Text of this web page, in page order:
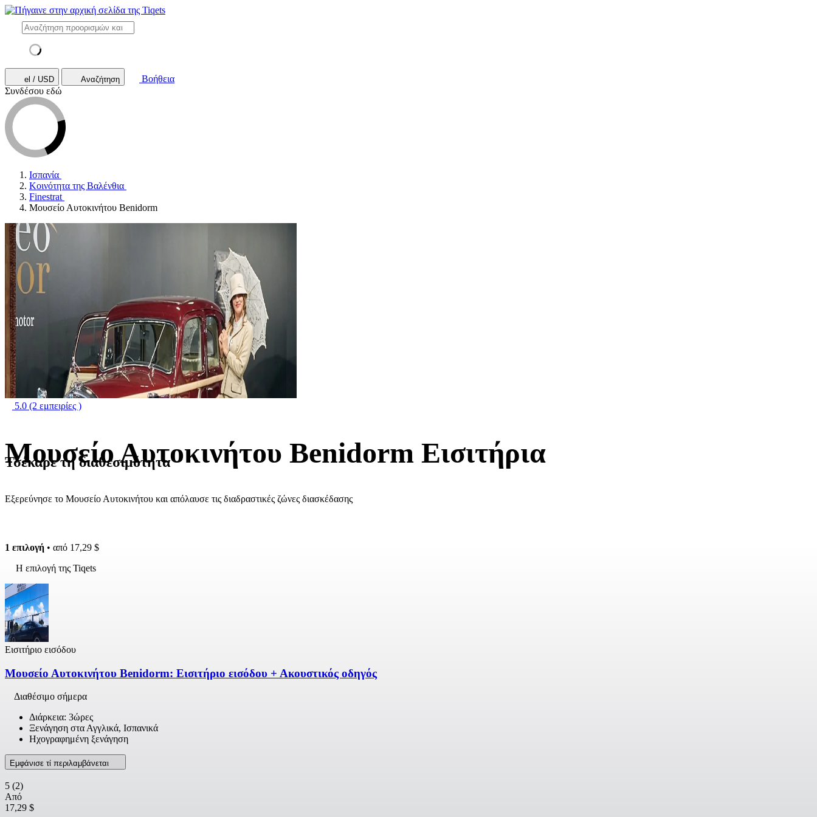
el / USD Αναζήτηση
Βοήθεια
Συνδέσου εδώ
Ισπανία
Κοινότητα της Βαλένθια
Finestrat
Μουσείο Αυτοκινήτου Benidorm
5.0 (2 εμπειρίες )
Μουσείο Αυτοκινήτου Benidorm Εισιτήρια
Εξερεύνησε το Μουσείο Αυτοκινήτου και απόλαυσε τις διαδραστικές ζώνες διασκέδασης
Τσέκαρε τη διαθεσιμότητα
1 επιλογή • από 17,29 $
Η επιλογή της Tiqets
Εισιτήριο εισόδου
Μουσείο Αυτοκινήτου Benidorm: Εισιτήριο εισόδου + Ακουστικός οδηγός
Διαθέσιμο σήμερα
Διάρκεια: 3ώρες
Ξενάγηση στα Αγγλικά, Ισπανικά
Ηχογραφημένη ξενάγηση
Εμφάνισε τί περιλαμβάνεται
5 (2)
Από
17,29 $